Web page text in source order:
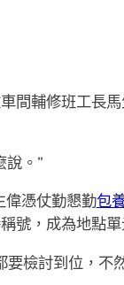
間輔修班工長
說。”
偉憑仗勤懇勤包
號，成為地點單
要檢討到位，不